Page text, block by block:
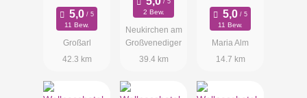
11 Bew.
Großarl
42.3 km
2 Bew.
Neukirchen am
Großvenediger
39.4 km
11 Bew.
Maria Alm
14.7 km